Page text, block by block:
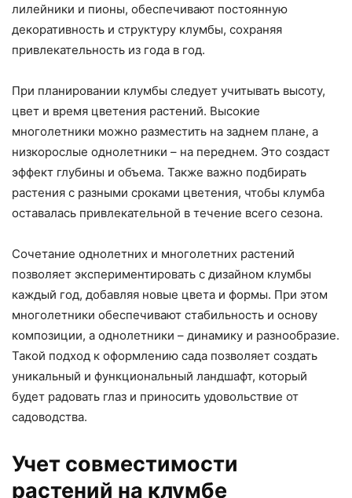
лилейники и пионы, обеспечивают постоянную
декоративность и структуру клумбы, сохраняя
привлекательность из года в год.
При планировании клумбы следует учитывать высоту,
цвет и время цветения растений. Высокие
многолетники можно разместить на заднем плане, а
низкорослые однолетники – на переднем. Это создаст
эффект глубины и объема. Также важно подбирать
растения с разными сроками цветения, чтобы клумба
оставалась привлекательной в течение всего сезона.
Сочетание однолетних и многолетних растений
позволяет экспериментировать с дизайном клумбы
каждый год, добавляя новые цвета и формы. При этом
многолетники обеспечивают стабильность и основу
композиции, а однолетники – динамику и разнообразие.
Такой подход к оформлению сада позволяет создать
уникальный и функциональный ландшафт, который
будет радовать глаз и приносить удовольствие от
садоводства.
Учет совместимости
растений на клумбе